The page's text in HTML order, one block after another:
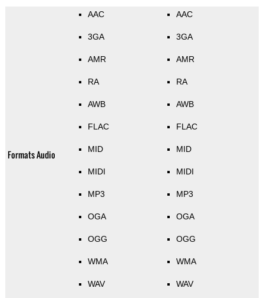
Formats Audio
AAC
3GA
AMR
RA
AWB
FLAC
MID
MIDI
MP3
OGA
OGG
WMA
WAV
AAC
3GA
AMR
RA
AWB
FLAC
MID
MIDI
MP3
OGA
OGG
WMA
WAV